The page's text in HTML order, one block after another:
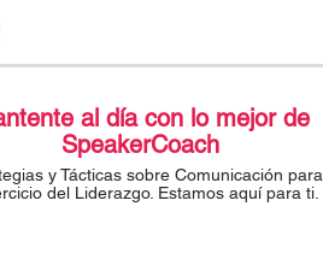
al día con lo mejor de
SpeakerCoach
y Tácticas sobre Comunicación para
del Liderazgo. Estamos aquí para ti.